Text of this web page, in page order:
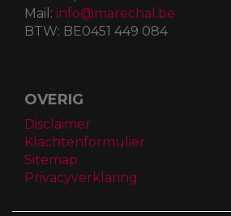
Mail: info@marechal.be
BTW: BE0451 449 084
OVERIG
Disclaimer
Klachtenformulier
Sitemap
Privacyverklaring